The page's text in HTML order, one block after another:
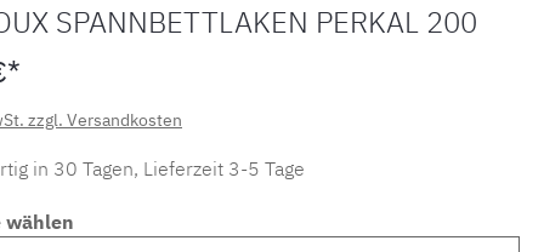
SPANNBETTLAKEN PERKAL 200
zzgl. Versandkosten
in 30 Tagen, Lieferzeit 3-5 Tage
wählen